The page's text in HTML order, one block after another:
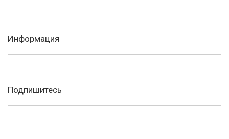
Информация
Подпишитесь